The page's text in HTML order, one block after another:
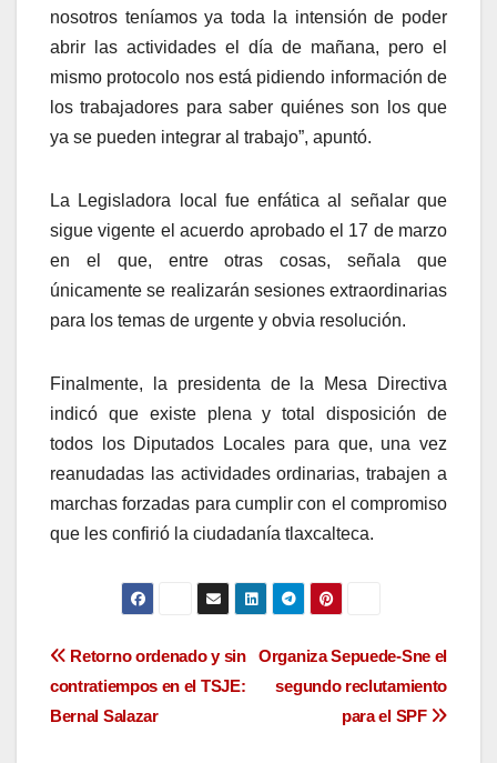
nosotros teníamos ya toda la intensión de poder
abrir las actividades el día de mañana, pero el
mismo protocolo nos está pidiendo información de
los trabajadores para saber quiénes son los que
ya se pueden integrar al trabajo”, apuntó.
La Legisladora local fue enfática al señalar que
sigue vigente el acuerdo aprobado el 17 de marzo
en el que, entre otras cosas, señala que
únicamente se realizarán sesiones extraordinarias
para los temas de urgente y obvia resolución.
Finalmente, la presidenta de la Mesa Directiva
indicó que existe plena y total disposición de
todos los Diputados Locales para que, una vez
reanudadas las actividades ordinarias, trabajen a
marchas forzadas para cumplir con el compromiso
que les confirió la ciudadanía tlaxcalteca.
Navegación
de
entradas
Organiza Sepuede-Sne el
segundo reclutamiento
para el SPF
Retorno ordenado y sin
contratiempos en el TSJE:
Bernal Salazar